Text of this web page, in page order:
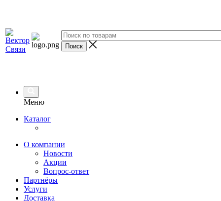
Меню
Каталог
О компании
Новости
Акции
Вопрос-ответ
Партнёры
Услуги
Доставка